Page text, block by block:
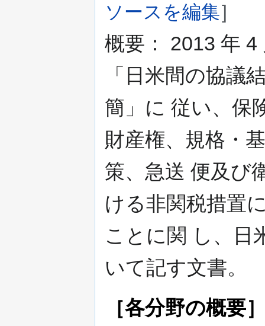
ソースを編集]
概要： 2013 年
「日米間の協議
簡」に 従い、保
財産権、規格・
策、急送 便及び
ける非関税措置
ことに関 し、日
いて記す文書。
［各分野の概要